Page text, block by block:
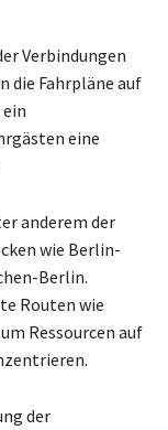
Verbindungen
die Fahrpläne auf
eine
anderem der
wie Berlin-
Berlin.
Routen wie
Ressourcen auf
der